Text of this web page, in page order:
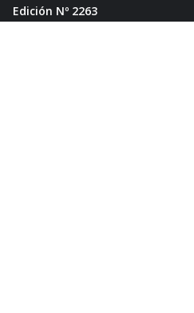
Edición Nº 2263